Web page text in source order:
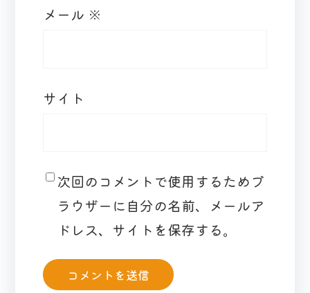
メール ※
サイト
次回のコメントで使用するためブ
ラウザーに自分の名前、メールア
ドレス、サイトを保存する。